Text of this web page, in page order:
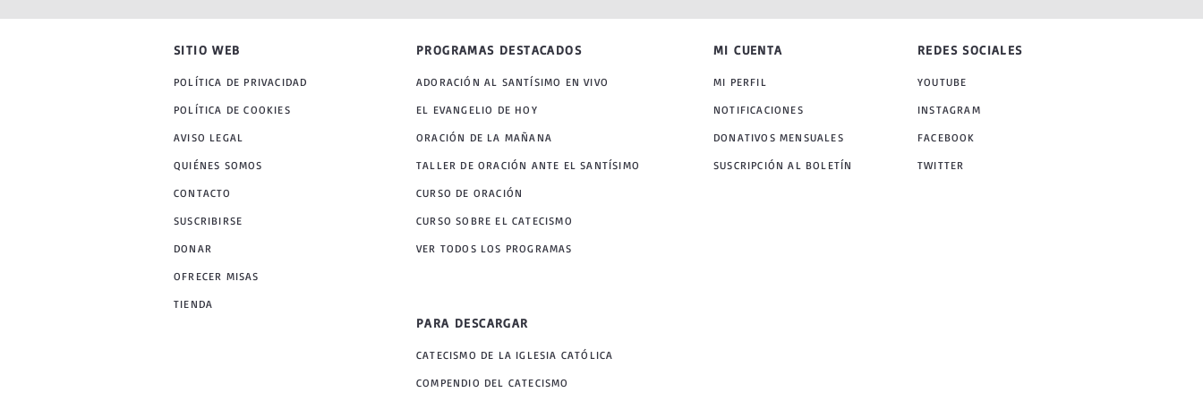
SITIO WEB
POLÍTICA DE PRIVACIDAD
POLÍTICA DE COOKIES
AVISO LEGAL
QUIÉNES SOMOS
CONTACTO
SUSCRIBIRSE
DONAR
PROGRAMAS DESTACADOS
ADORACIÓN AL SANTÍSIMO EN VIVO
EL EVANGELIO DE HOY
ORACIÓN DE LA MAÑANA
TALLER DE ORACIÓN ANTE EL SANTÍSIMO
MI CUENTA
MI PERFIL
NOTIFICACIONES
DONATIVOS MENSUALES
SUSCRIPCIÓN AL BOLETÍN
REDES SOCIALES
YOUTUBE
INSTAGRAM
FACEBOOK
TWITTER
CURSO DE ORACIÓN
CURSO SOBRE EL CATECISMO
VER TODOS LOS PROGRAMAS
OFRECER MISAS
TIENDA
PARA DESCARGAR
CATECISMO DE LA IGLESIA CATÓLICA
COMPENDIO DEL CATECISMO